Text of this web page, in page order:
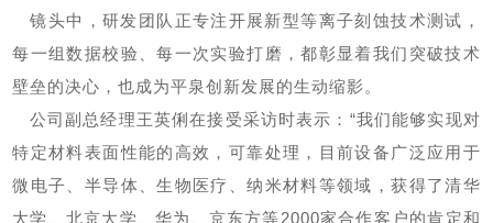
镜头中，研发团队正专注开展新型等离子刻蚀技术测试，
每一组数据校验、每一次实验打磨，都彰显着我们突破技术
壁垒的决心，也成为平泉创新发展的生动缩影。
公司副总经理王英俐在接受采访时表示：“我们能够实现对
特定材料表面性能的高效，可靠处理，目前设备广泛应用于
微电子、半导体、生物医疗、纳米材料等领域，获得了清华
大学、北京大学、华为、京东方等2000家合作客户的肯定和